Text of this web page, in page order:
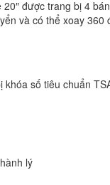
được trang bị 4
và có thể xoay 360
khóa số tiêu chuẩn
lý